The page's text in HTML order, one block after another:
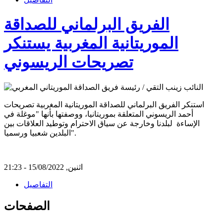
الفريق البرلماني للصداقة
الموريتانية المغربية يستنكر
تصريحات الريسوني
استنكر الفريق البرلماني للصداقة الموريتانية المغربية تصريحات
أحمد الريسوني المتعلقة بموريتانيا، ووصفتها بأنها "موغلة في
الإساءة لبلدنا وخارجة عن سياق الاحترام وتوطيد العلاقات بين
البلدين شعبيا ورسميا".
اثنين, 15/08/2022 - 21:23
التفاصيل
الصفحات